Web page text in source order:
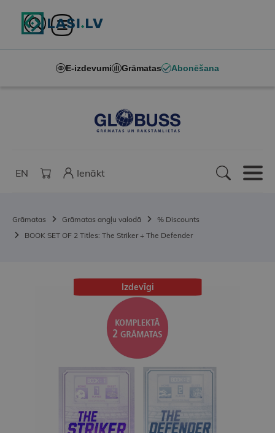
E-izdevumi Grāmatas Abonēšana
EN Ienākt
Grāmatas Grāmatas angļu valodā
% Discounts
BOOK SET OF 2 Titles: The Striker + The Defender
Izdevīgi